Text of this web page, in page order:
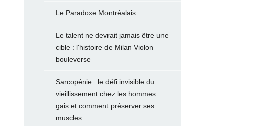
Le Paradoxe Montréalais
Le talent ne devrait jamais être une
cible : l'histoire de Milan Violon
bouleverse
Sarcopénie : le défi invisible du
vieillissement chez les hommes
gais et comment préserver ses
muscles